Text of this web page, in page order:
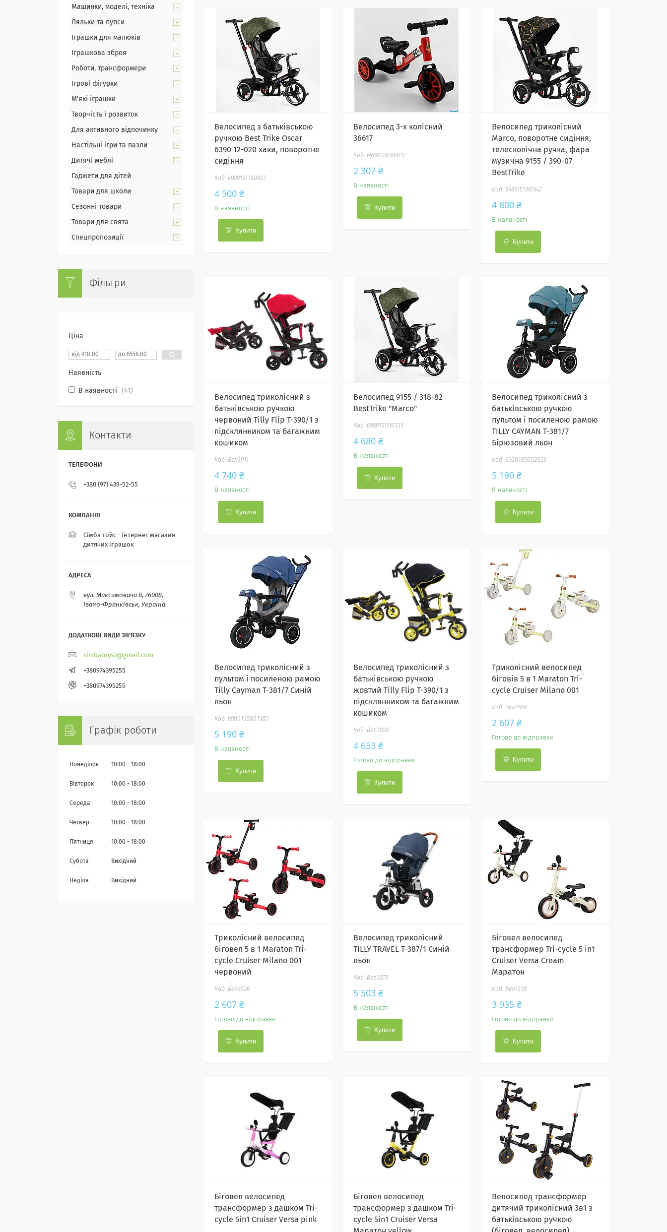
Велосипед з батьківською
ручкою Best Trike Oscar
6390 12-020 хаки, поворотне
сидіння
6989151360802
4 500 ₴
В наявності
Купити
Велосипед 3-х колісний
36617
6989229360017
2 307 ₴
В наявності
Купити
Велосипед триколісний
Marco, поворотне сидіння,
телескопічна ручка, фара
музична 9155 / 390-07
BestTrike
6989151361342
4 800 ₴
В наявності
Купити
Велосипед триколісний з
батьківською ручкою
червоний Tilly Flip T-390/1 з
підсклянником та багажним
кошиком
Вел3911
4 740 ₴
В наявності
Купити
Велосипед 9155 / 318-82
BestTrike "Marco"
6989151361335
4 680 ₴
В наявності
Купити
Велосипед триколісний з
батьківською ручкою
пультом і посиленою рамою
TILLY CAYMAN T-381/7
Бірюзовий льон
6900105002029
5 190 ₴
В наявності
Купити
Велосипед триколісний з
пультом і посиленою рамою
Tilly Cayman T-381/7 Синій
льон
6900105001985
5 190 ₴
В наявності
Купити
Велосипед триколісний з
батьківською ручкою
жовтий Tilly Flip T-390/1 з
підсклянником та багажним
кошиком
Вел3928
4 653 ₴
Готово до відправки
Купити
Триколісний велосипед
біговів 5 в 1 Maraton Tri-
cycle Cruiser Milano 001
Вел2666
2 607 ₴
Готово до відправки
Купити
Триколісний велосипед
біговел 5 в 1 Maraton Tri-
cycle Cruiser Milano 001
червоний
Вел4526
2 607 ₴
Готово до відправки
Купити
Велосипед триколісний
TILLY TRAVEL T-387/1 Синій
льон
Вел3873
5 503 ₴
В наявності
Купити
Біговел велосипед
трансформер Tri-cycle 5 in1
Cruiser Versa Cream
Маратон
Вел1339
3 935 ₴
Готово до відправки
Купити
Біговел велосипед
трансформер з дашком Tri-
cycle 5in1 Cruiser Versa pink
Біговел велосипед
трансформер з дашком Tri-
cycle 5in1 Cruiser Versa
Велосипед трансформер
дитячий триколісний 3в1 з
батьківською ручкою
Машинки, моделі, техніка
Ляльки та пупси
Іграшки для малюків
Іграшкова зброя
Роботи, трансформери
Ігрові фігурки
М'які іграшки
Творчість і розвиток
Для активного відпочинку
Настільні ігри та пазли
Дитячі меблі
Гаджети для дітей
Товари для школи
Сезонні товари
Товари для свята
Спецпропозиції
Фільтри
Ціна
Наявність
В наявності 41
Контакти
+380 (97) 439-52-55
Сімба тойс - інтернет магазин
дитячих іграшок
вул. Максимовича 8, 76008,
Івано-Франківськ, Україна
simbatoys2@gmail.com
+380974395255
+380974395255
Графік роботи
Понеділок 10:00 18:00
Вівторок 10:00 18:00
Середа 10:00 18:00
Четвер 10:00 18:00
Пʼятниця 10:00 18:00
Субота Вихідний
Неділя Вихідний